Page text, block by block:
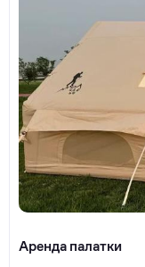
Аренда палатки